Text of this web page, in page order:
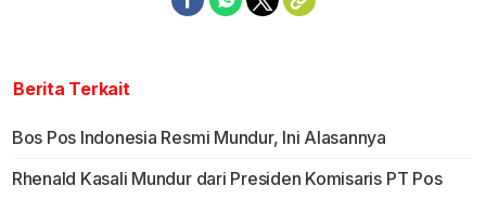
Berita Terkait
Bos Pos Indonesia Resmi Mundur, Ini Alasannya
Rhenald Kasali Mundur dari Presiden Komisaris PT Pos